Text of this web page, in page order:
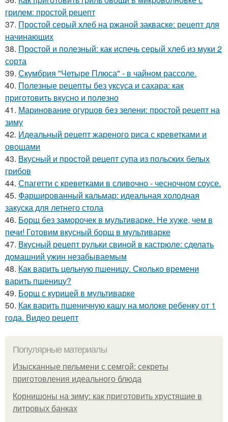
грилем: простой рецепт
37. Простой серый хлеб на ржаной закваске: рецепт для
начинающих
38. Простой и полезный: как испечь серый хлеб из муки 2
сорта
39. Скумбрия "Четыре Плюса" - в чайном рассоле.
40. Полезные рецепты без уксуса и сахара: как
приготовить вкусно и полезно
41. Маринование огурцов без зелени: простой рецепт на
зиму
42. Идеальный рецепт жареного риса с креветками и
овощами
43. Вкусный и простой рецепт супа из польских белых
грибов
44. Спагетти с креветками в сливочно - чесночном соусе.
45. Фаршированный кальмар: идеальная холодная
закуска для летнего стола
46. Борщ без заморочек в мультиварке. Не хуже, чем в
печи! Готовим вкусный борщ в мультиварке
47. Вкусный рецепт рульки свиной в кастрюле: сделать
домашний ужин незабываемым
48. Как варить цельную пшеницу. Сколько времени
варить пшеницу?
49. Борщ с курицей в мультиварке
50. Как варить пшеничную кашу на молоке ребенку от 1
года. Видео рецепт
Популярные материалы
Изысканные пельмени с семгой: секреты
приготовления идеального блюда
Корнишоны на зиму: как приготовить хрустящие в
литровых банках